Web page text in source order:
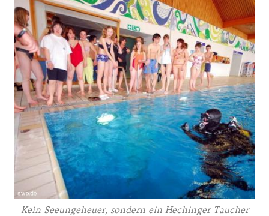
Kein Seeungeheuer, sondern ein Hechinger Taucher